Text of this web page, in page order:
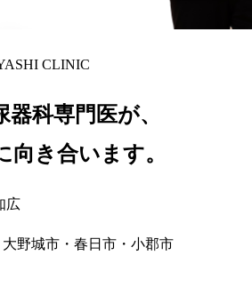
CLINIC
科専門医が、
向き合います。
広
野城市・春日市・小郡市